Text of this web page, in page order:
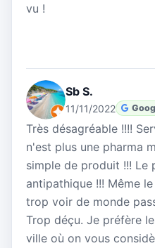
vu !
Sb S.
11/11/2022
Très désagréable !!!!
n'est plus une pharma
simple de produit !!! Le
antipathique !!! Même
trop voir de monde
Trop déçu. Je préfère
ville où on vous